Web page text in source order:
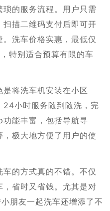
的服务流程。用户只需
描二维码支付后即可开
洗车价格实惠，最低仅
特别适合预算有限的车
将洗车机安装在小区
24小时服务随到随洗，完
能丰富，包括导航寻
极大地方便了用户的使
的方式真的不错。不仅
省时又省钱。尤其是对
朋友一起洗车还增添了不